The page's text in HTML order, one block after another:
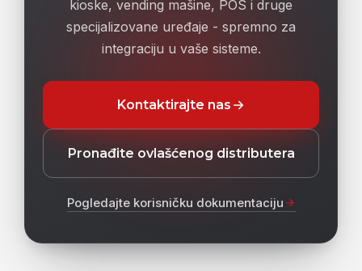
kioske, vending mašine, POS i druge
specijalizovane uređaje - spremno za
integraciju u vaše sisteme.
Kontaktirajte nas
Pronađite ovlašćenog distributera
Pogledajte korisničku dokumentaciju